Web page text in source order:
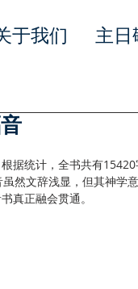
于我们 主日
据统计，全书共有
然文辞浅显，但其神学
真正融会贯通。